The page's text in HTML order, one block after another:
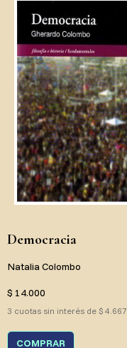
Democracia
Natalia Colombo
$ 14.000
3 cuotas sin interés de $ 4.667
COMPRAR